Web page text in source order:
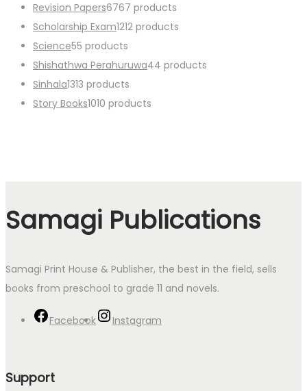
Revision Papers6767 products
Scholarship Exam1212 products
Science55 products
Shishathwa Perahuruwa44 products
Sinhala1313 products
Story Books1010 products
Samagi Publications
Samagi Print House & Publisher, the best in the field, sells
books from preschool to grade 11 and novels.
Facebook Instagram
Support